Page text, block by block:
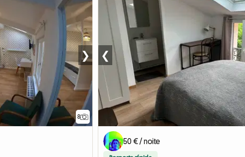
8
❯ ❮
50 € / noite